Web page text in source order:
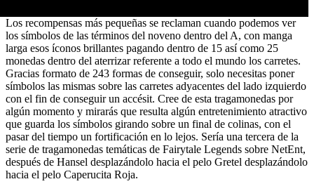
Los recompensas más pequeñas se reclaman cuando podemos ver
los símbolos de las términos del noveno dentro del A, con manga
larga esos íconos brillantes pagando dentro de 15 así­ como 25
monedas dentro del aterrizar referente a todo el mundo los carretes.
Gracias formato de 243 formas de conseguir, solo necesitas poner
símbolos las mismas sobre las carretes adyacentes del lado izquierdo
con el fin de conseguir un accésit. Cree de esta tragamonedas por
algún momento y mirarás que resulta algún entretenimiento atractivo
que guarda los símbolos girando sobre un final de colinas, con el
pasar del tiempo un fortificación en lo lejos. Serí­a una tercera de la
serie de tragamonedas temáticas de Fairytale Legends sobre NetEnt,
después de Hansel desplazándolo hacia el pelo Gretel desplazándolo
hacia el pelo Caperucita Roja.